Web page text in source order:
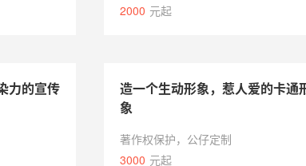
2000 元起
力的宣传
造一个生动形象，惹人爱的卡通
象
著作权保护，公仔定制
3000 元起